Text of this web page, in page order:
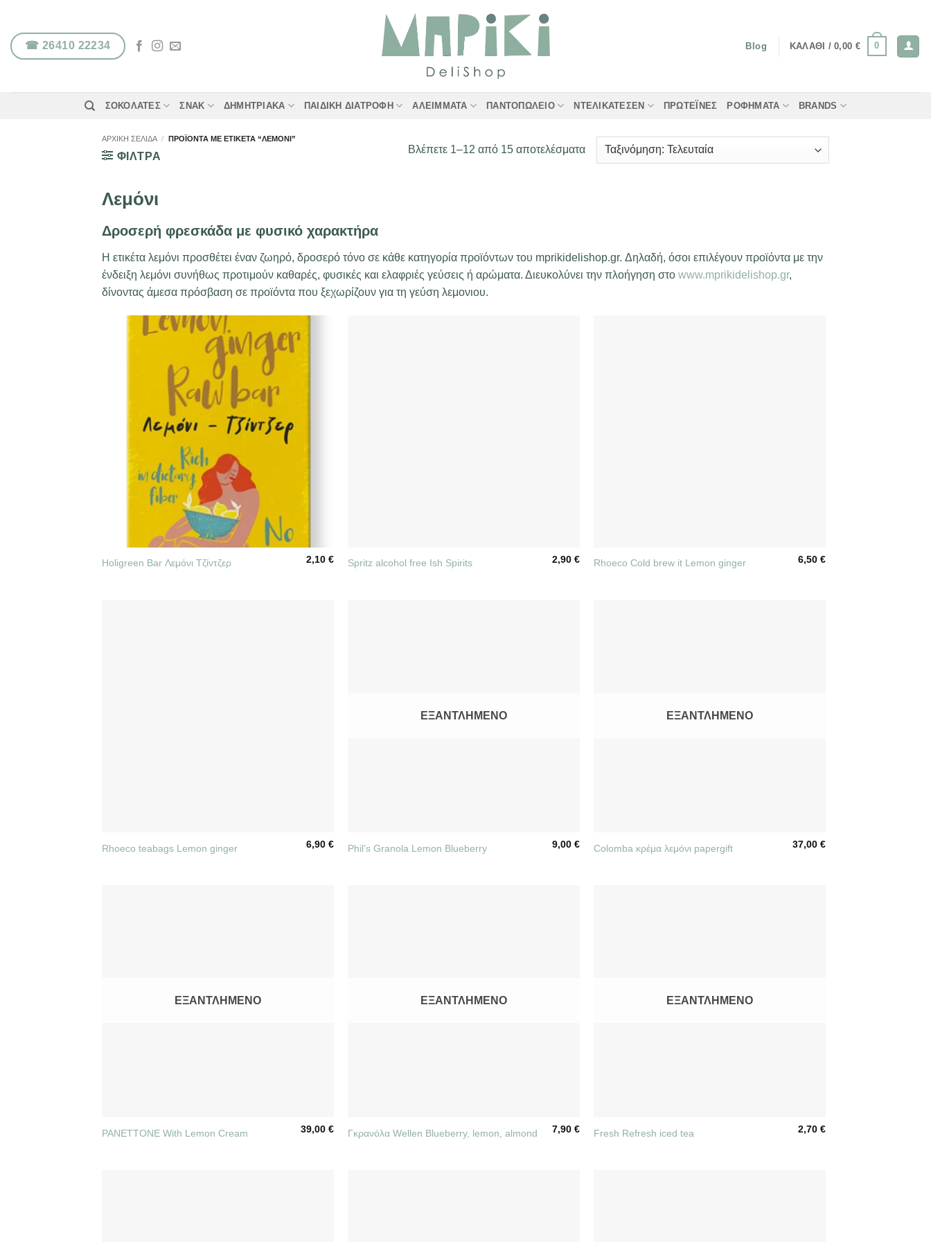
περιεχόμενο
☎ 26410 22234 Blog ΚΑΛΆΘΙ /0,00 € 0
ΣΟΚΟΛΆΤΕΣ ΣΝΑΚ ΔΗΜΗΤΡΙΑΚΆ ΠΑΙΔΙΚΉ ΔΙΑΤΡΟΦΉ ΑΛΕΊΜΜΑΤΑ ΠΑΝΤΟΠΩΛΕΊΟ ΝΤΕΛΙΚΑΤΈΣΕΝ ΠΡΩΤΕΪ́ΝΕΣ ΡΟΦΉΜΑΤΑ BRANDS
ΑΡΧΙΚΉ ΣΕΛΊΔΑ / ΠΡΟΪΌΝΤΑ ΜΕ ΕΤΙΚΈΤΑ “ΛΕΜΌΝΙ”
ΦΙΛΤΡΑ
Βλέπετε 1–12 από 15 αποτελέσματαSorted
Λεμόνι
Δροσερή φρεσκάδα με φυσικό χαρακτήρα
Η ετικέτα λεμόνι προσθέτει έναν ζωηρό, δροσερό τόνο σε κάθε κατηγορία προϊόντων του mprikidelishop.gr. Δηλαδή, όσοι επιλέγουν προϊόντα με την
ένδειξη λεμόνι συνήθως προτιμούν καθαρές, φυσικές και ελαφριές γεύσεις ή αρώματα. Διευκολύνει την πλοήγηση στο www.mprikidelishop.gr,
δίνοντας άμεσα πρόσβαση σε προϊόντα που ξεχωρίζουν για τη γεύση λεμονιου.
Holigreen Bar Λεμόνι Τζίντζερ 2,10€ Spritz alcohol free Ish Spirits 2,90€ Rhoeco Cold brew it Lemon ginger 6,50€
Rhoeco teabags Lemon ginger 6,90€
ΕΞΑΝΤΛΗΜΈΝΟ
Phil’s Granola Lemon Blueberry 9,00€
ΕΞΑΝΤΛΗΜΈΝΟ
Colomba κρέμα λεμόνι papergift 37,00€
ΕΞΑΝΤΛΗΜΈΝΟ
PANETTONE With Lemon Cream 39,00€
ΕΞΑΝΤΛΗΜΈΝΟ
Γκρανόλα Wellen Blueberry, lemon, almond 7,90€
ΕΞΑΝΤΛΗΜΈΝΟ
Fresh Refresh iced tea 2,70€